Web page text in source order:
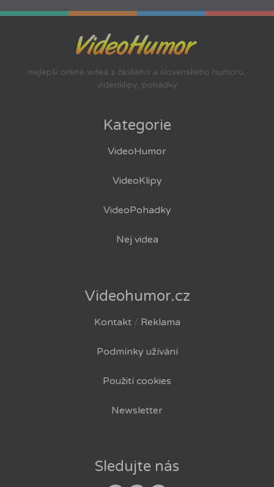
nejlepší online videa z českého a slovenského humoru,
videoklipy, pohádky
Kategorie
VideoHumor
VideoKlipy
VideoPohadky
Nej videa
Videohumor.cz
Kontakt/ Reklama
Podmínky užívání
Použití cookies
Newsletter
Sledujte nás